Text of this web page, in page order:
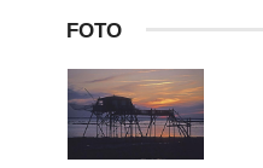
FOTO